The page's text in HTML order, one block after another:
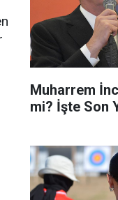
Muharrem
mi? İşte Son